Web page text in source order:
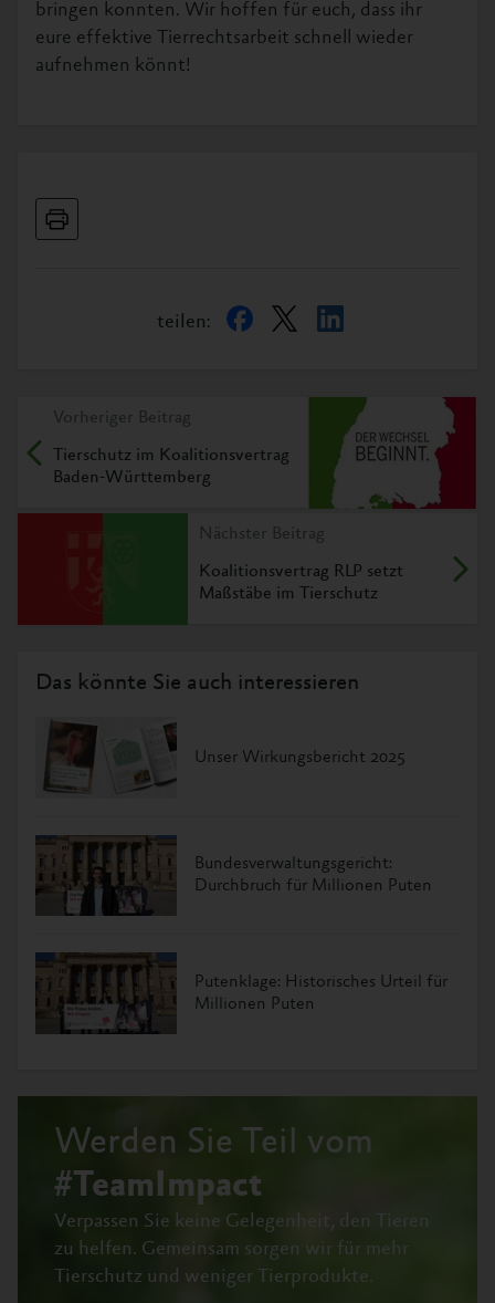
bringen konnten. Wir hoffen für euch, dass ihr
eure effektive Tierrechtsarbeit schnell wieder
aufnehmen könnt!
teilen:
Vorheriger Beitrag
Tierschutz im Koalitionsvertrag
Baden-Württemberg
Nächster Beitrag
Koalitionsvertrag RLP setzt
Maßstäbe im Tierschutz
Das könnte Sie auch interessieren
Unser Wirkungsbericht 2025
Bundesverwaltungsgericht:
Durchbruch für Millionen Puten
Putenklage: Historisches Urteil für
Millionen Puten
Werden Sie Teil vom
#TeamImpact
Verpassen Sie keine Gelegenheit, den Tieren
zu helfen. Gemeinsam sorgen wir für mehr
Tierschutz und weniger Tierprodukte.